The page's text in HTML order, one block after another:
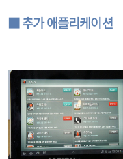
■ 추가 애플리케이션